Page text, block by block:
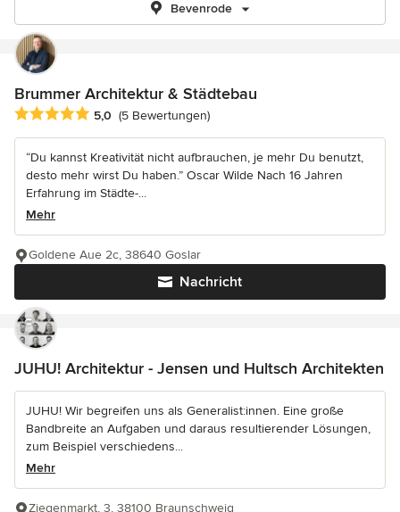
Bevenrode
Brummer Architektur & Städtebau
Durchschnittliche Bewertung: 5 von 5 Sternen
5,0 (5 Bewertungen)
“Du kannst Kreativität nicht aufbrauchen, je mehr Du benutzt,
desto mehr wirst Du haben.” Oscar Wilde Nach 16 Jahren
Erfahrung im Städte-...
Mehr
Nachricht
Goldene Aue 2c, 38640 Goslar
JUHU! Architektur - Jensen und Hultsch Architekten
JUHU! Wir begreifen uns als Generalist:innen. Eine große
Bandbreite an Aufgaben und daraus resultierender Lösungen,
zum Beispiel verschiedens...
Mehr
Ziegenmarkt, 3, 38100 Braunschweig